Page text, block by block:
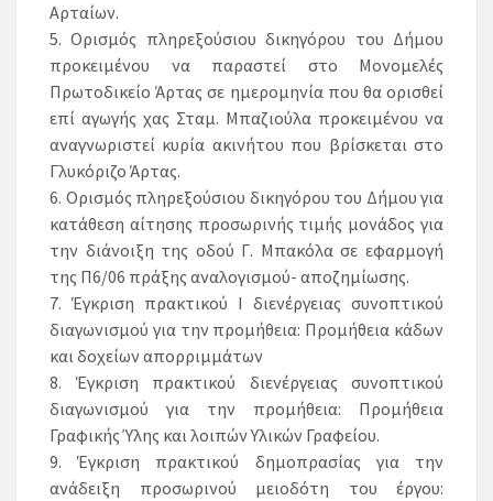
Αρταίων.
5. Ορισμός πληρεξούσιου δικηγόρου του Δήμου
προκειμένου να παραστεί στο Μονομελές
Πρωτοδικείο Άρτας σε ημερομηνία που θα ορισθεί
επί αγωγής χας Σταμ. Μπαζιούλα προκειμένου να
αναγνωριστεί κυρία ακινήτου που βρίσκεται στο
Γλυκόριζο Άρτας.
6. Ορισμός πληρεξούσιου δικηγόρου του Δήμου για
κατάθεση αίτησης προσωρινής τιμής μονάδος για
την διάνοιξη της οδού Γ. Μπακόλα σε εφαρμογή
της Π6/06 πράξης αναλογισμού- αποζημίωσης.
7. Έγκριση πρακτικού Ι διενέργειας συνοπτικού
διαγωνισμού για την προμήθεια: Προμήθεια κάδων
και δοχείων απορριμμάτων
8. Έγκριση πρακτικού διενέργειας συνοπτικού
διαγωνισμού για την προμήθεια: Προμήθεια
Γραφικής Ύλης και λοιπών Υλικών Γραφείου.
9. Έγκριση πρακτικού δημοπρασίας για την
ανάδειξη προσωρινού μειοδότη του έργου: